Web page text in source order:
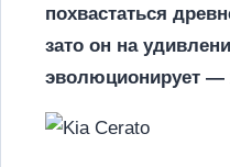
похвастаться
зато он на
эволюционирует —